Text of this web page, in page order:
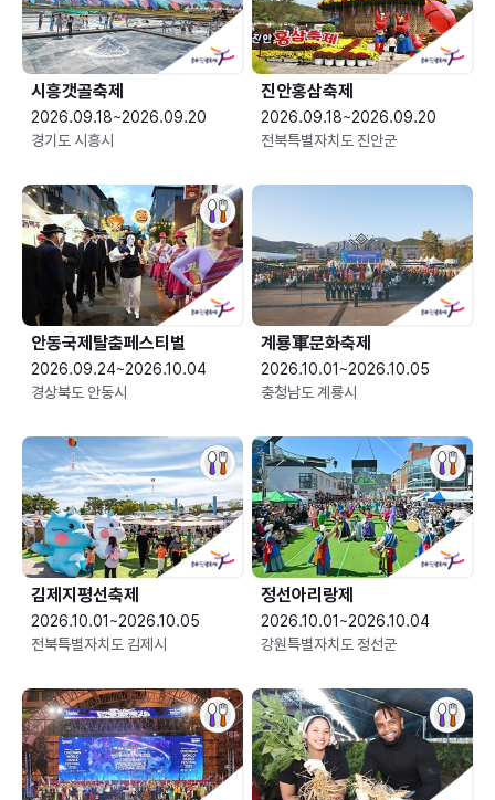
시흥갯골축제
2026.09.18~2026.09.20
경기도 시흥시
진안홍삼축제
2026.09.18~2026.09.20
전북특별자치도 진안군
안동국제탈춤페스티벌
2026.09.24~2026.10.04
경상북도 안동시
2026.10.01~2026.10.05
충청남도 계룡시
김제지평선축제
2026.10.01~2026.10.05
전북특별자치도 김제시
정선아리랑제
2026.10.01~2026.10.04
강원특별자치도 정선군